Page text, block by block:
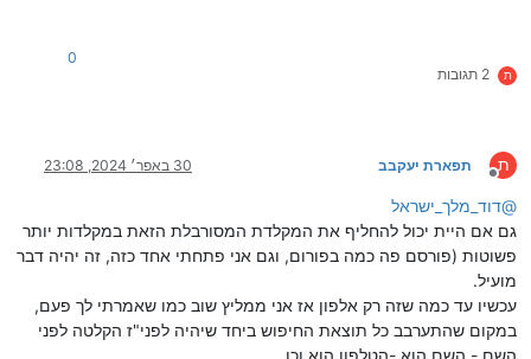
ת 2 תגובות
0
ת
מנותק
תפארת יעקבב 30 באפר׳ 2024, 23:08
@דוד_מלך_ישראל
גם אם היית יכול להחליף את המקלדת המסורבלת הזאת במקלדות יותר
פשוטות (פורסם פה כמה בפורום, וגם אני פתחתי אחד כזה, זה יהיה דבר
מועיל.
עכשיו עד כמה שזה רק אלפון אז אני ממליץ שוב כמו שאמרתי לך פעם,
במקום שהתערבב כל תוצאת החיפוש ביחד שיהיה לפני"ז הקלטה לפני
השם - השם הוא -הטלפון הוא וכו